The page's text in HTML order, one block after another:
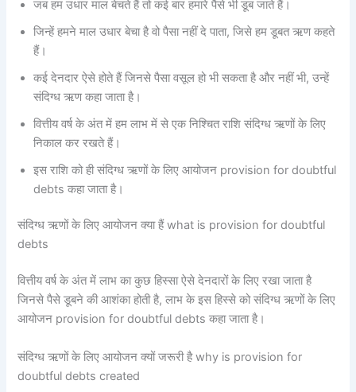
जब हम उधार माल बेचते हैं तो कई बार हमारे पैसे भी डूब जाते हैं।
जिन्हें हमने माल उधार बेचा है वो पैसा नहीं दे पाता, जिसे हम डूबत ऋण कहते
हैं।
कई देनदार ऐसे होते हैं जिनसे पैसा वसूल हो भी सकता है और नहीं भी, उन्हें
संदिग्ध ऋण कहा जाता है।
वित्तीय वर्ष के अंत में हम लाभ में से एक निश्चित राशि संदिग्ध ऋणों के लिए
निकाल कर रखते हैं।
इस राशि को ही संदिग्ध ऋणों के लिए आयोजन provision for doubtful
debts कहा जाता है।
संदिग्ध ऋणों के लिए आयोजन क्या हैं what is provision for doubtful
debts
वित्तीय वर्ष के अंत में लाभ का कुछ हिस्सा ऐसे देनदारों के लिए रखा जाता है
जिनसे पैसे डूबने की आशंका होती है, लाभ के इस हिस्से को संदिग्ध ऋणों के लिए
आयोजन provision for doubtful debts कहा जाता है।
संदिग्ध ऋणों के लिए आयोजन क्यों जरूरी है why is provision for
doubtful debts created